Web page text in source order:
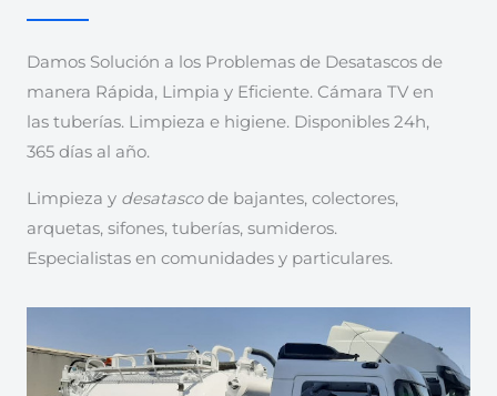
Damos Solución a los Problemas de Desatascos de
manera Rápida, Limpia y Eficiente. Cámara TV en
las tuberías. Limpieza e higiene. Disponibles 24h,
365 días al año.
Limpieza y desatascode bajantes, colectores,
arquetas, sifones, tuberías, sumideros.
Especialistas en comunidades y particulares.